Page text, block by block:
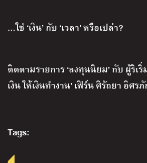
…ใช่ ‘เงิน’ กับ ‘เวลา’ หรือเปล่า?
ติดตามรายการ‘ลงทุนนิยม’กับ ผู้ริเ
เงิน ให้เงินทำงาน’เฟิร์น ศิรัถยา อิศร
Tags: